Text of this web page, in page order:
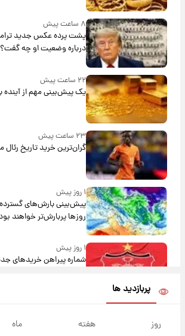
۸ ساعت پیش
پشت پرده عکس جدید
درباره وضعیت او چه گفت؟
۲۲ ساعت پیش
یک پیش‌بینی مهم از آینده
۲۳ ساعت پیش
گران‌ترین خرید تاریخ رئال
۱ روز پیش
پیش‌بینی بارش‌های گسترده
روزها پربارش‌تر خواهند
۱ روز پیش
شماره پیراهن خریدهای
شد+فیلم
پربازدید ها
روز هفته ماه